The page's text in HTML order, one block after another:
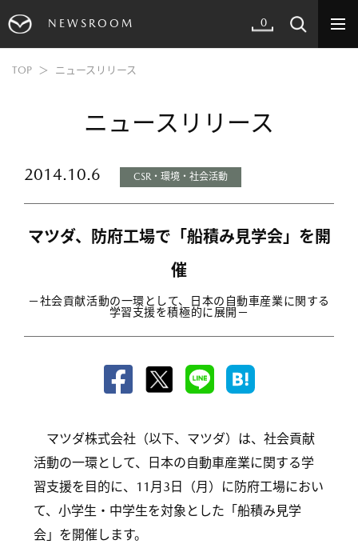
NEWSROOM 0
TOP ニュースリリース
ニュースリリース
2014.10.6 CSR・環境・社会活動
マツダ、防府工場で「船積み見学会」を開
催
－社会貢献活動の一環として、日本の自動車産業に関する
学習支援を積極的に展開－
マツダ株式会社（以下、マツダ）は、社会貢献
活動の一環として、日本の自動車産業に関する学
習支援を目的に、11月3日（月）に防府工場におい
て、小学生・中学生を対象とした「船積み見学
会」を開催します。